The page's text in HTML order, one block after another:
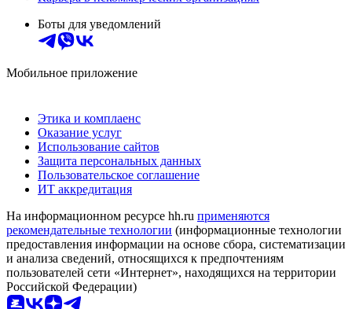
Боты для уведомлений
Мобильное приложение
Этика и комплаенс
Оказание услуг
Использование сайтов
Защита персональных данных
Пользовательское соглашение
ИТ аккредитация
На информационном ресурсе hh.ru применяются
рекомендательные технологии (информационные технологии
предоставления информации на основе сбора, систематизации
и анализа сведений, относящихся к предпочтениям
пользователей сети «Интернет», находящихся на территории
Российской Федерации)